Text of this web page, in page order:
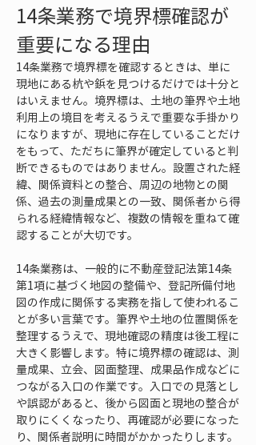
14条業務で境界標確認が
重要になる理由
14条業務で境界標を確認するときは、単に
現地にある杭や鋲を見つけるだけでは十分と
はいえません。境界標は、土地の筆界や土地
利用上の境目を考えるうえで重要な手掛かり
になりますが、現地に存在していることだけ
をもって、ただちに筆界が確定していると判
断できるものではありません。設置された経
緯、関係資料との整合、周辺の地物との関
係、過去の測量成果との一致、関係者から得
られる経緯情報など、複数の情報を重ねて確
認することが大切です。
14条業務は、一般的に不動産登記法第14条
第1項に基づく地図の整備や、登記所備付地
図の作成に関係する実務を指して使われるこ
とが多い言葉です。筆界や土地の位置関係を
整理するうえで、現地確認の精度は後工程に
大きく影響します。特に境界標の確認は、測
量成果、立会、図面整理、成果品作成などに
つながる入口の作業です。入口での見落とし
や誤認があると、後から図面と現地の整合が
取りにくくなったり、再確認が必要になった
り、関係者説明に時間がかかったりします。